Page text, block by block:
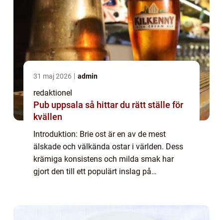
31 maj 2026 admin
redaktionel
Pub uppsala så hittar du rätt ställe för
kvällen
Introduktion: Brie ost är en av de mest
älskade och välkända ostar i världen. Dess
krämiga konsistens och milda smak har
gjort den till ett populärt inslag på